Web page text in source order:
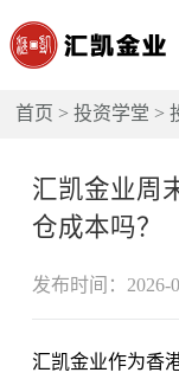
首页 >投资学堂 >
汇凯金业周
仓成本吗？
发布时间：2026-
汇凯金业作为香